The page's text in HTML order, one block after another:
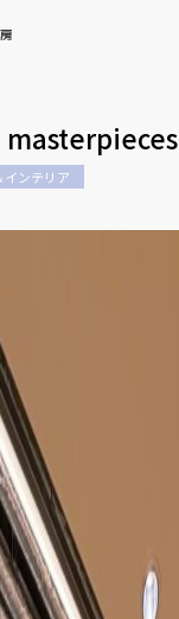
インテリア